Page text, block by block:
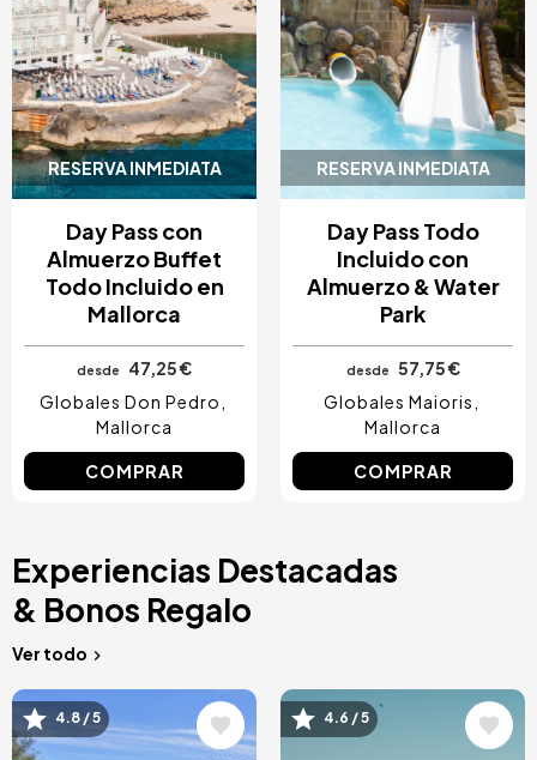
RESERVA INMEDIATA
Day Pass con
Almuerzo Buffet
Todo Incluido en
Mallorca
desde
47,25 €
Globales Don Pedro
Mallorca
COMPRAR
RESERVA INMEDIATA
Day Pass Todo
Incluido con
Almuerzo & Water
Park
desde
57,75 €
Globales Maioris
Mallorca
COMPRAR
Experiencias Destacadas
& Bonos Regalo
Ver todo
Image
4.8 / 5 Image
4.6 / 5